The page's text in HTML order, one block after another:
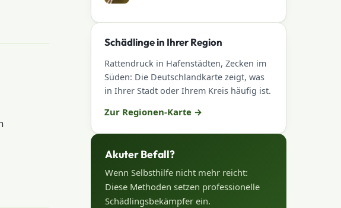
Schädlinge in Ihrer Region
Rattendruck in Hafenstädten, Zecken im
Süden: Die Deutschlandkarte zeigt, was
in Ihrer Stadt oder Ihrem Kreis häufig ist.
Zur Regionen-Karte →
Akuter Befall?
Wenn Selbsthilfe nicht mehr reicht:
Diese Methoden setzen professionelle
Schädlingsbekämpfer ein.